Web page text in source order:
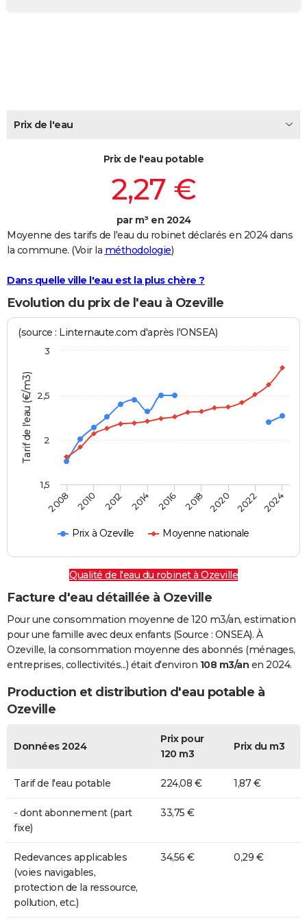
Carte de Noël
Carte Bonne année
Carte Saint-Valentin
Carte Pâques
Carte d'anniversaire
DICTIONNAIRE
FORUM
Prix de l'eau
Prix de l'eau potable
2,27 €
par m³ en 2024
Moyenne des tarifs de l'eau du robinet déclarés en 2024 dans
la commune. (Voir la méthodologie)
Dans quelle ville l'eau est la plus chère ?
Evolution du prix de l'eau à Ozeville
Tarif de l'eau (€/m3)
(source : Linternaute.com d'après l'ONSEA)
Prix à Ozeville Moyenne nationale
2008 2010 2012 2014 2016 2018 2020 2022 2024
1,5
2
2,5
3
Qualité de l'eau du robinet à Ozeville
Facture d'eau détaillée à Ozeville
Pour une consommation moyenne de 120 m3/an, estimation
pour une famille avec deux enfants (Source : ONSEA). À
Ozeville, la consommation moyenne des abonnés (ménages,
entreprises, collectivités...) était d'environ 108 m3/an en 2024.
Production et distribution d'eau potable à
Ozeville
Données 2024
Prix pour
120 m3
Prix du m3
Tarif de l'eau potable 224,08 € 1,87 €
- dont abonnement (part
fixe)
33,75 €
Redevances applicables
(voies navigables,
protection de la ressource,
pollution, etc.)
34,56 € 0,29 €